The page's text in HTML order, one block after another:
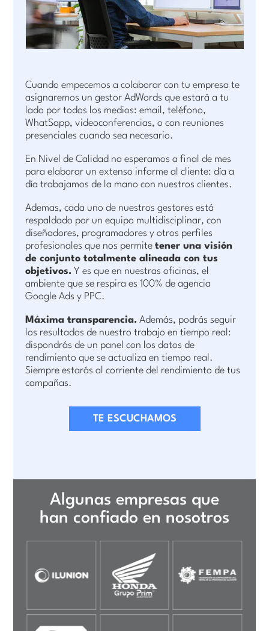
Cuando empecemos a colaborar con tu empresa te
asignaremos un gestor AdWords que estará a tu
lado por todos los medios: email, teléfono,
WhatSapp, videoconferencias, o con reuniones
presenciales cuando sea necesario.
En Nivel de Calidad no esperamos a final de mes
para elaborar un extenso informe al cliente: día a
día trabajamos de la mano con nuestros clientes.
Ademas, cada uno de nuestros gestores está
respaldado por un equipo multidisciplinar, con
diseñadores, programadores y otros perfiles
profesionales que nos permitetener una visión
de conjunto totalmente alineada con tus
objetivos. Y es que en nuestras oficinas, el
ambiente que se respira es 100% de agencia
Google Ads y PPC.
Máxima transparencia. Además, podrás seguir
los resultados de nuestro trabajo en tiempo real:
dispondrás de un panel con los datos de
rendimiento que se actualiza en tiempo real.
Siempre estarás al corriente del rendimiento de tus
campañas.
TE ESCUCHAMOS
Algunas empresas que
han confiado en nosotros